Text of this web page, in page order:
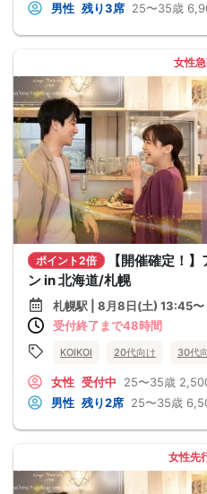
男性 残り3席 25〜35歳
女性急
ポイント2倍
【開催確定！
ン in 北海道/札幌
札幌駅 | 8月8日(土) 13:45〜
受付終了まで48時間
KOIKOI 20代向け 30代
女性 受付中 25〜35歳
男性 残り2席 25〜35歳
女性先